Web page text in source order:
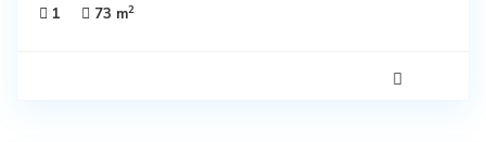
1
73 m2